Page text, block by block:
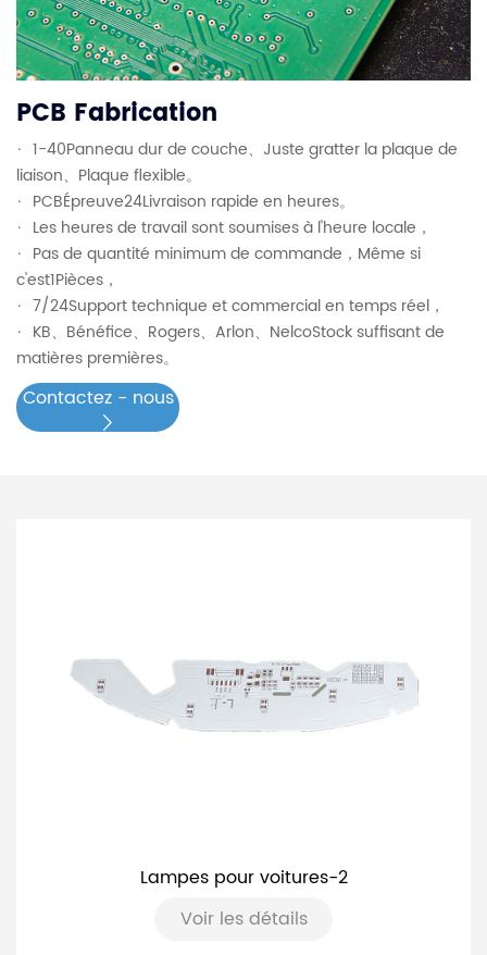
PCB Fabrication
·1-40Panneau dur de couche、Juste gratter la plaque de
liaison、Plaque flexible。
·PCBÉpreuve24Livraison rapide en heures。
·Les heures de travail sont soumises à l'heure locale，
·Pas de quantité minimum de commande，Même si
c'est1Pièces，
·7/24Support technique et commercial en temps réel，
·KB、Bénéfice、Rogers、Arlon、NelcoStock suffisant de
matières premières。
Contactez - nous
Lampes pour voitures-2
Voir les détails